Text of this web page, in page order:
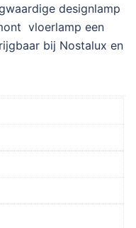
designlamp
vloerlamp een
bij Nostalux en